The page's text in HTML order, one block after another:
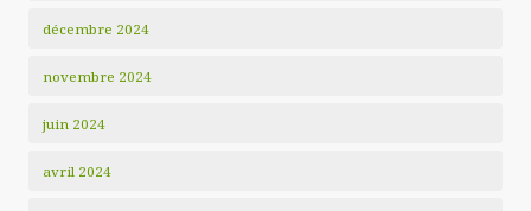
décembre 2024
novembre 2024
juin 2024
avril 2024